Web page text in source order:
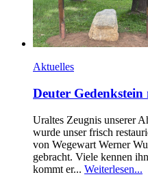
Aktuelles
Deuter Gedenkstein
Uraltes Zeugnis unserer
wurde unser frisch
von Wegewart Werner
gebracht. Viele kennen
kommt er... Weiterlesen...